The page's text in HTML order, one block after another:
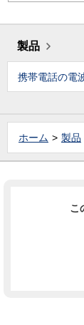
製品
携帯電話の電
ホーム 製品
こ